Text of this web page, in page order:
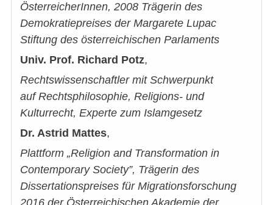
ÖsterreicherInnen, 2008 Trägerin des
Demokratiepreises der Margarete Lupac
Stiftung des österreichischen Parlaments
Univ. Prof. Richard Potz,
Rechtswissenschaftler mit Schwerpunkt
auf Rechtsphilosophie, Religions- und
Kulturrecht, Experte zum Islamgesetz
Dr. Astrid Mattes,
Plattform „Religion and Transformation in
Contemporary Society”, Trägerin des
Dissertationspreises für Migrationsforschung